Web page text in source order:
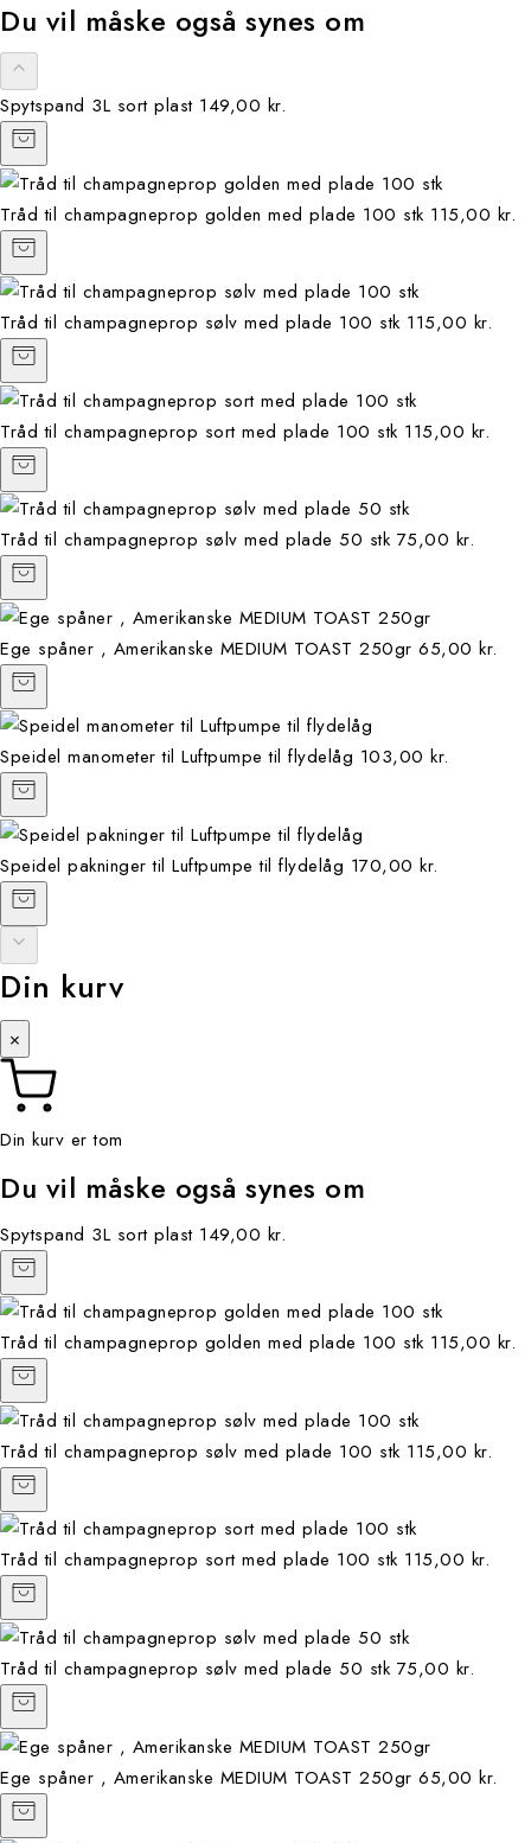
Du vil måske også synes om
Spytspand 3L sort plast 149,00 kr.
Tråd til champagneprop golden med plade 100 stk 115,00 kr.
Tråd til champagneprop sølv med plade 100 stk 115,00 kr.
Tråd til champagneprop sort med plade 100 stk 115,00 kr.
Tråd til champagneprop sølv med plade 50 stk 75,00 kr.
Ege spåner , Amerikanske MEDIUM TOAST 250gr 65,00 kr.
Speidel manometer til Luftpumpe til flydelåg 103,00 kr.
Speidel pakninger til Luftpumpe til flydelåg 170,00 kr.
Din kurv
×
Din kurv er tom
Du vil måske også synes om
Spytspand 3L sort plast 149,00 kr.
Tråd til champagneprop golden med plade 100 stk 115,00 kr.
Tråd til champagneprop sølv med plade 100 stk 115,00 kr.
Tråd til champagneprop sort med plade 100 stk 115,00 kr.
Tråd til champagneprop sølv med plade 50 stk 75,00 kr.
Ege spåner , Amerikanske MEDIUM TOAST 250gr 65,00 kr.